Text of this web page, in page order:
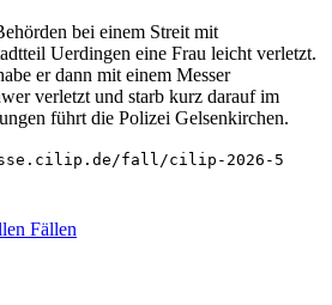
bei einem Streit mit
Uerdingen eine Frau leicht verletzt.
er dann mit einem Messer
verletzt und starb kurz darauf im
führt die Polizei Gelsenkirchen.
fall/cilip-2026-5
Fällen